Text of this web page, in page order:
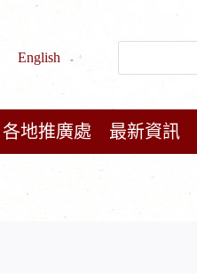
English
各地推廣處 最新資訊